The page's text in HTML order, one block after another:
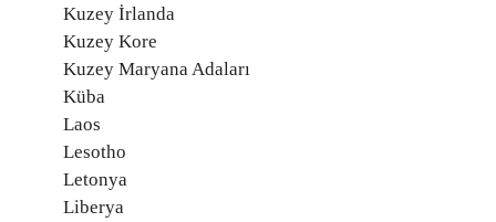
Kuzey İrlanda
Kuzey Kore
Kuzey Maryana Adaları
Küba
Laos
Lesotho
Letonya
Liberya